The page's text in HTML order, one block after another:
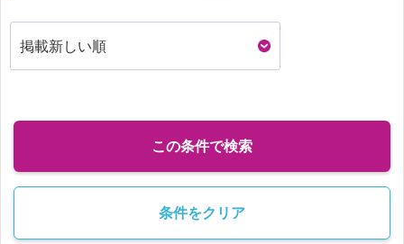
この条件で検索
条件をクリア